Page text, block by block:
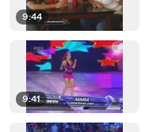
9:44
9:41